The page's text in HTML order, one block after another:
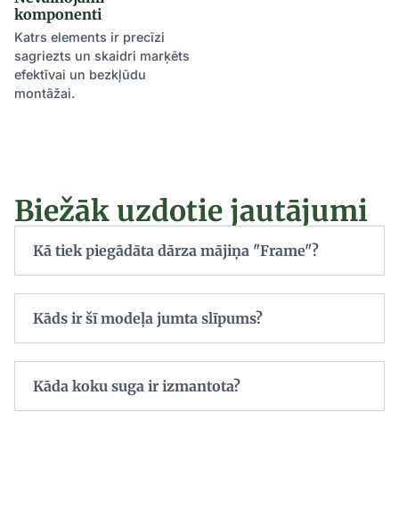
komponenti
Katrs elements ir precīzi
sagriezts un skaidri marķēts
efektīvai un bezkļūdu
montāžai.
Biežāk uzdotie jautājumi
Kā tiek piegādāta dārza mājiņa "Frame"?
Kāds ir šī modeļa jumta slīpums?
Kāda koku suga ir izmantota?